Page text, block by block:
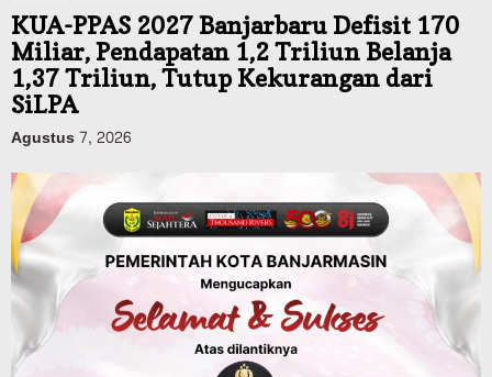
1,37 Triliun, Tutup Kekurangan dari
SiLPA
Agustus 7, 2026
Kalsel
Operasi Sikat Intan 2026 Berakhir, Polda
Kalsel Amankan Ribuan Miras Hingga
Beberapa Tuak
Agustus 7, 2026
Pemerintahan Sosial & Keagamaan